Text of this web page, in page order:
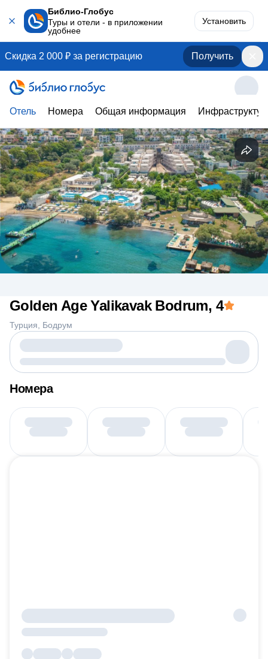
Библио-Глобус
Туры и отели - в приложении
удобнее
Установить
Скидка 2 000 ₽ за регистрацию Получить
Отель Номера Общая информация
Golden Age Yalikavak Bodrum, 4
Турция Бодрум
Номера